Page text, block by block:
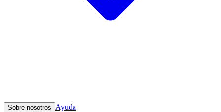
Sobre nosotros Ayuda